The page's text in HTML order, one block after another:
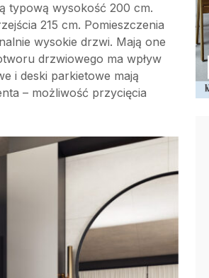
typową wysokość 200 cm.
215 cm. Pomieszczenia
wysokie drzwi. Mają one
drzwiowego ma wpływ
i deski parkietowe mają
– możliwość przycięcia